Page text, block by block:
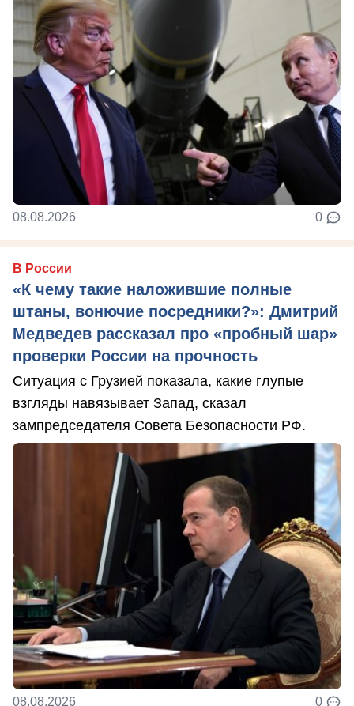
08.08.2026 0
В России
«К чему такие наложившие полные
штаны, вонючие посредники?»: Дмитрий
Медведев рассказал про «пробный шар»
проверки России на прочность
Ситуация с Грузией показала, какие глупые
взгляды навязывает Запад, сказал
зампредседателя Совета Безопасности РФ.
08.08.2026 0